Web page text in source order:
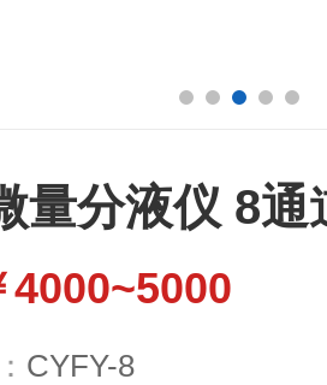
量分液仪 8通
4000~5000
CYFY-8